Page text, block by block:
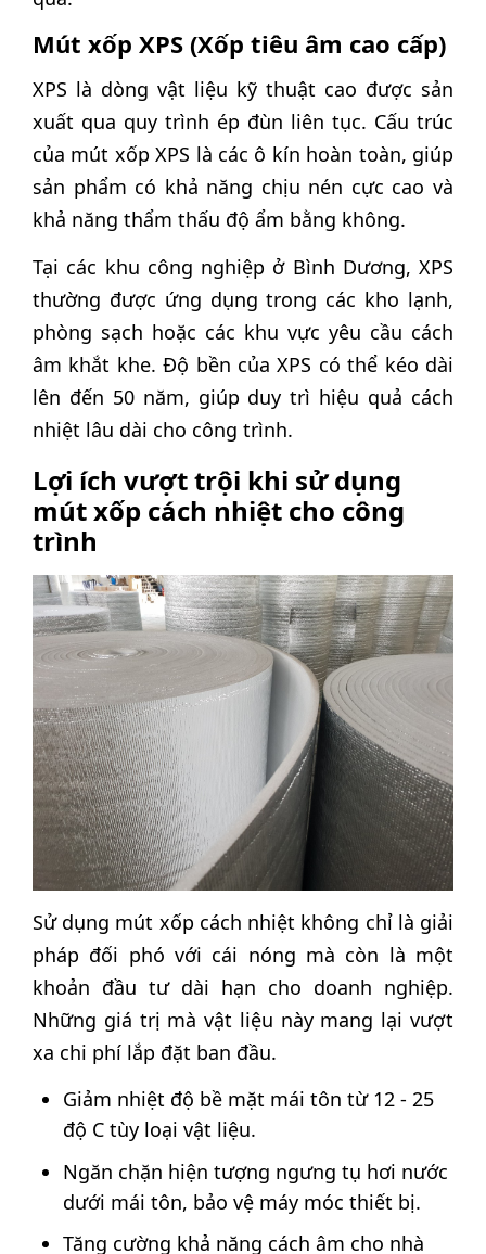
Mút xốp XPS (Xốp tiêu âm cao cấp)
XPS là dòng vật liệu kỹ thuật cao được sản
xuất qua quy trình ép đùn liên tục. Cấu trúc
của mút xốp XPS là các ô kín hoàn toàn, giúp
sản phẩm có khả năng chịu nén cực cao và
khả năng thẩm thấu độ ẩm bằng không.
Tại các khu công nghiệp ở Bình Dương, XPS
thường được ứng dụng trong các kho lạnh,
phòng sạch hoặc các khu vực yêu cầu cách
âm khắt khe. Độ bền của XPS có thể kéo dài
lên đến 50 năm, giúp duy trì hiệu quả cách
nhiệt lâu dài cho công trình.
Lợi ích vượt trội khi sử dụng
mút xốp cách nhiệt cho công
trình
Sử dụng mút xốp cách nhiệt không chỉ là giải
pháp đối phó với cái nóng mà còn là một
khoản đầu tư dài hạn cho doanh nghiệp.
Những giá trị mà vật liệu này mang lại vượt
xa chi phí lắp đặt ban đầu.
Giảm nhiệt độ bề mặt mái tôn từ 12 - 25
độ C tùy loại vật liệu.
Ngăn chặn hiện tượng ngưng tụ hơi nước
dưới mái tôn, bảo vệ máy móc thiết bị.
Tăng cường khả năng cách âm cho nhà